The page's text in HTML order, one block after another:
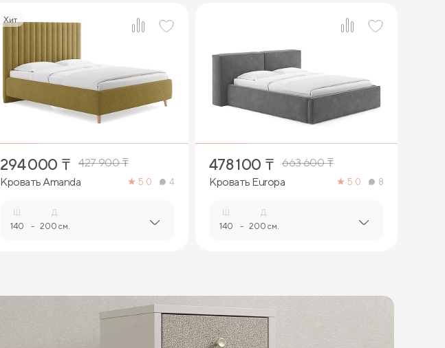
Хит
3
294 000 ₸ 427 900₸
Кровать Amanda
5.0 4
140 -
Д.
200 см.
3
478 100 ₸ 663 600₸
Кровать Europa
5.0 8
140 -
Д.
200 см.